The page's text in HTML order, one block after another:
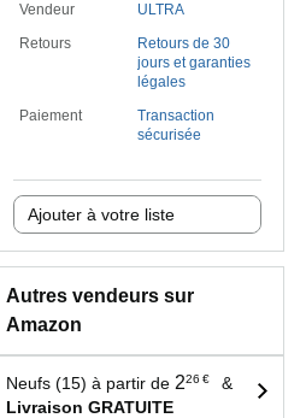
Vendeur
ULTRA
Retours
Retours de 30
jours et garanties
légales
Paiement
Transaction
sécurisée
Ajouter à votre liste
Autres vendeurs sur
Amazon
Neufs (15) à partir de 226 €
&
Livraison GRATUITE